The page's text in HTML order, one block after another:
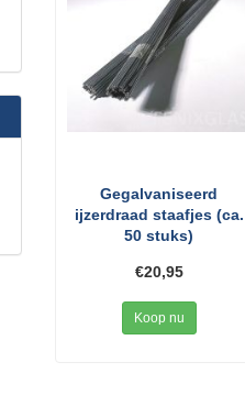
Gegalvaniseerd
ijzerdraad staafjes (ca.
50 stuks)
€20,95
Koop nu